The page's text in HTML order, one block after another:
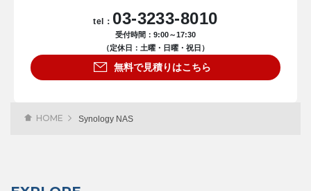
tel： 03-3233-8010
受付時間：9:00～17:30
（定休日：土曜・日曜・祝日）
無料で見積りはこちら
HOME Synology NAS